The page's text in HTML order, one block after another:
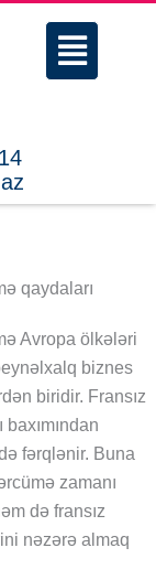
Menu
qaydaları
Avropa ölkələri
biznes
biridir. Fransız
fərqlənir. Buna
zamanı
də fransız
nəzərə almaq